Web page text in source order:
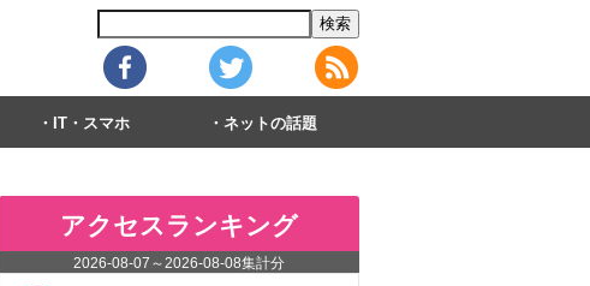
IT・スマホ ネットの話題
アクセスランキング
2026-08-07 ～2026-08-08集計分